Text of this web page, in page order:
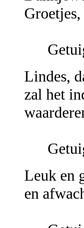
Groetjes,
Lindes,
zal het
Leuk en
en